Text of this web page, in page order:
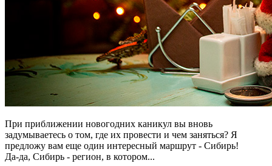
При приближении новогодних каникул вы вновь
задумываетесь о том, где их провести и чем заняться? Я
предложу вам еще один интересный маршрут - Сибирь!
Да-да, Сибирь - регион, в котором...